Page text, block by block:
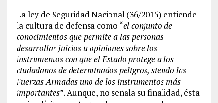
La ley de Seguridad Nacional (36/2015) entiende
la cultura de defensa como “el conjunto de
conocimientos que permite a las personas
desarrollar juicios u opiniones sobre los
instrumentos con que el Estado protege a los
ciudadanos de determinados peligros, siendo las
Fuerzas Armadas uno de los instrumentos más
importantes”. Aunque, no señala su finalidad, ésta